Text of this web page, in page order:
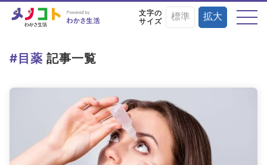
文字の
サイズ
標準 拡大
目の症状や病気と
予防・治療法
目にまつわる
お役立ちニュース
目を鍛える
トレーニング術
#目薬 記事一覧